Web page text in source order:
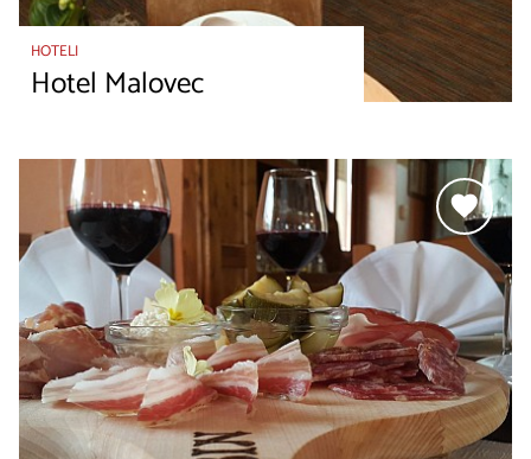
HOTELI
Hotel Malovec